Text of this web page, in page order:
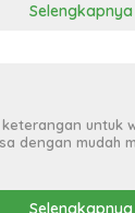
Selengkapnya
untuk
dengan mudah
Selengkapnya